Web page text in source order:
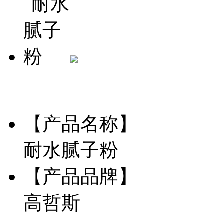
【产品名称】
耐水腻子粉
【产品品牌】
高哲斯